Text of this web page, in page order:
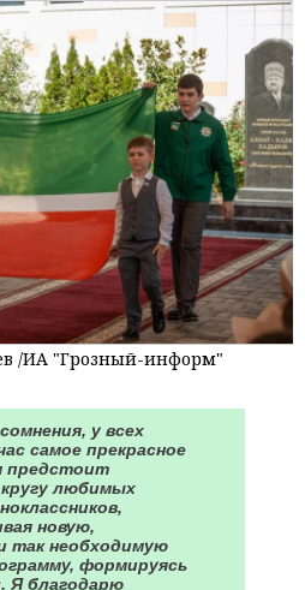
/ИА "Грозный-информ"
у всех
самое прекрасное
предстоит
любимых
новую,
так необходимую
формируясь
Я благодарю